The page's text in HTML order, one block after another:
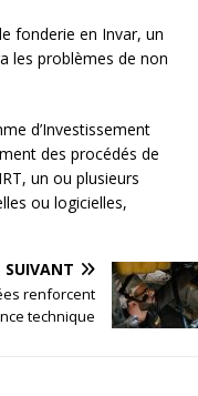
fonderie en Invar, un
les problèmes de non
d’Investissement
des procédés de
un ou plusieurs
ou logicielles,
SUIVANT
renforcent
technique